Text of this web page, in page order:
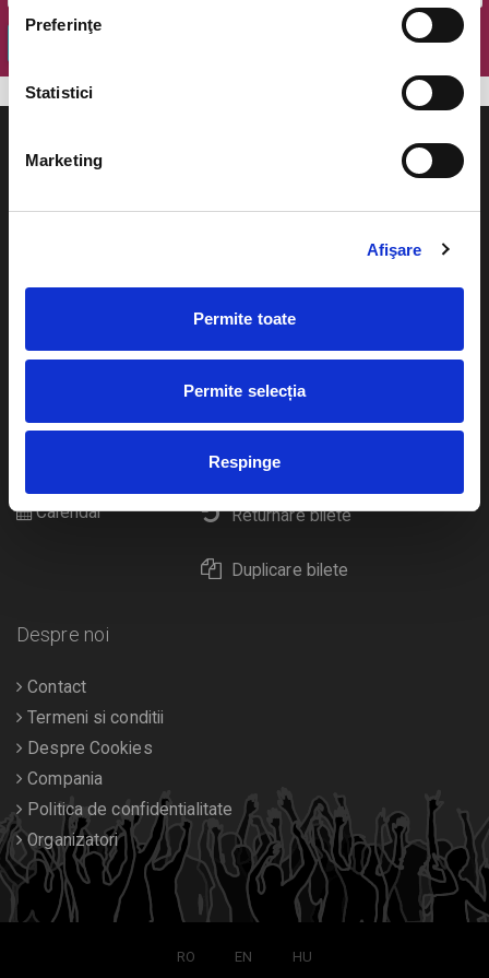
Preferinţe
Statistici
Marketing
Afişare
Permite toate
Permite selecția
Respinge
Plata online sau cash
eBilet printat acasa
Livrare prin curier
Returnare bilete
Duplicare bilete
Teatru
festivaluri
Cultura
Calendar
Despre noi
Contact
Termeni si conditii
Despre Cookies
Compania
Politica de confidentialitate
Organizatori
RO EN HU